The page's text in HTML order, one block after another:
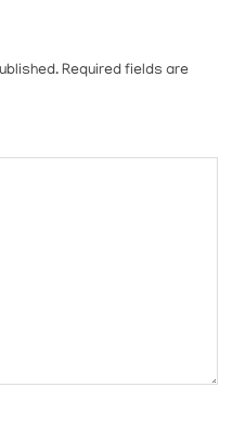
Required fields are